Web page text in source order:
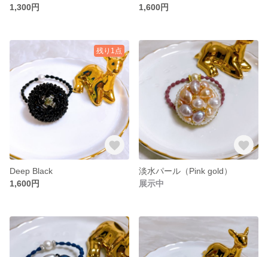
1,300円
1,600円
残り1点
Deep Black
1,600円
淡水パール（Pink gold）
展示中